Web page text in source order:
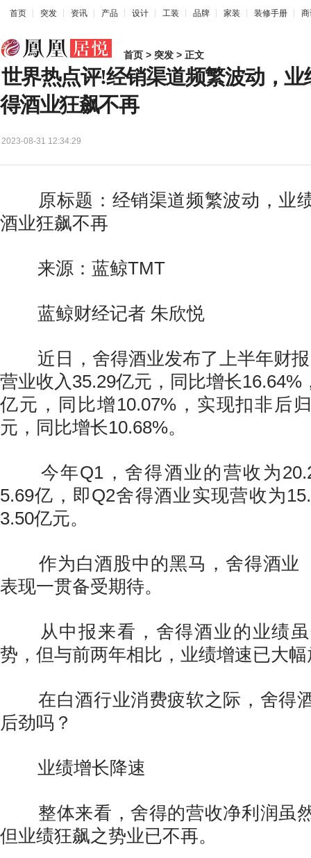
首页 突发 资讯 产品 设计 工装 品牌 家装 装修手册
首页 > 突发 > 正文
世界热点评!经销渠道频繁波动，
得酒业狂飙不再
2023-08-31 12:34:29
原标题：经销渠道频繁波动，业
酒业狂飙不再
来源：蓝鲸TMT
蓝鲸财经记者 朱欣悦
近日，舍得酒业发布了上半年财报
营业收入35.29亿元，同比增长16.64%
亿元，同比增10.07%，实现扣非后
元，同比增长10.68%。
今年Q1，舍得酒业的营收为
5.69亿，即Q2舍得酒业实现营收为
3.50亿元。
作为白酒股中的黑马，舍得酒业
表现一贯备受期待。
从中报来看，舍得酒业的业绩虽
势，但与前两年相比，业绩增速已大
在白酒行业消费疲软之际，舍得
后劲吗？
业绩增长降速
整体来看，舍得的营收净利润虽
但业绩狂飙之势业已不再。